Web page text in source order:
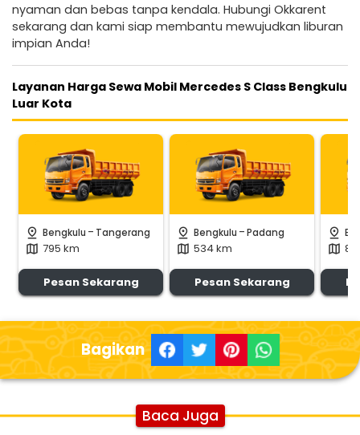
nyaman dan bebas tanpa kendala. Hubungi Okkarent
sekarang dan kami siap membantu mewujudkan liburan
impian Anda!
Layanan Harga Sewa Mobil Mercedes S Class Bengkulu
Luar Kota
pin_drop Bengkulu - Tangerang
map 795 km
Pesan Sekarang
pin_drop Bengkulu -Padang
map 534 km
Pesan Sekarang
pin_drop
map
Bagikan
Baca Juga